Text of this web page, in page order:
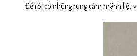
Để rồi có những rung cảm mãnh liệt